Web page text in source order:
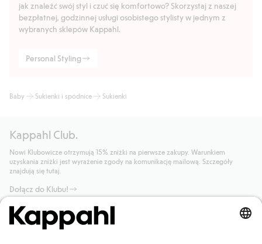
jak znaleźć swój styl i czuć się komfortowo? Skorzystaj z naszej
bezpłatnej, godzinnej usługi osobistego stylisty w jednym z
wybranych sklepów Kappahl.
Personal Styling
Baby Sukienki i spódnice Sukienki
Kappahl Club.
Nowi Klubowicze otrzymują 15% zniżki na pierwsze zakupy. Warunkiem
uzyskania zniżki jest wyrażenie zgody na komunikację mailową. Szczegóły
znajdują się tutaj.
Dołącz do Klubu!